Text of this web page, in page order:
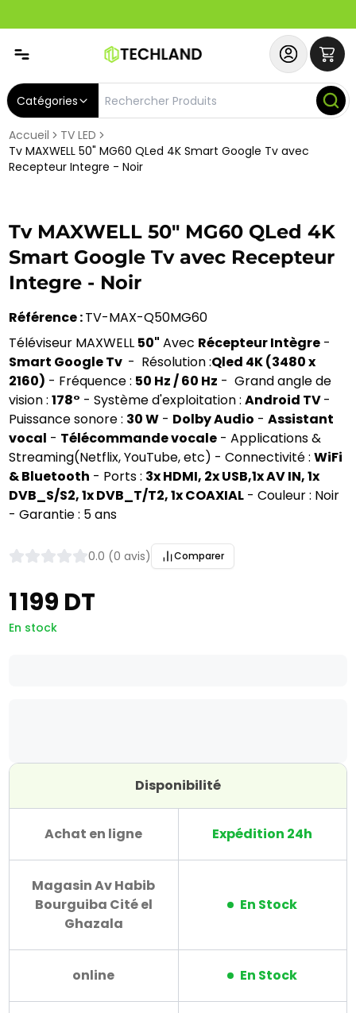
Catégories
Accueil
TV LED
Tv MAXWELL 50" MG60 QLed 4K Smart Google Tv avec
Recepteur Integre - Noir
Tv MAXWELL 50" MG60 QLed 4K
Smart Google Tv avec Recepteur
Integre - Noir
Référence : TV-MAX-Q50MG60
Téléviseur MAXWELL 50" Avec Récepteur Intègre
Smart Google Tv -  Résolution :Qled 4K (3480 x
2160) - Fréquence : 50 Hz / 60 Hz -  Grand angle de
vision : 178° - Système d'exploitation : Android TV -
Puissance sonore : 30 W - Dolby Audio - Assistant
vocal - Télécommande vocale - Applications &
Streaming(Netflix, YouTube, etc) - Connectivité : WiFi
& Bluetooth - Ports : 3x HDMI, 2x USB,1x AV IN, 1x
DVB_S/S2, 1x DVB_T/T2, 1x COAXIAL - Couleur : Noir
- Garantie : 5 ans
0.0 (0 avis) Comparer
1 199 DT
En stock
Disponibilité
Achat en ligne Expédition 24h
Magasin Av Habib
Bourguiba Cité el
Ghazala
En Stock
online En Stock